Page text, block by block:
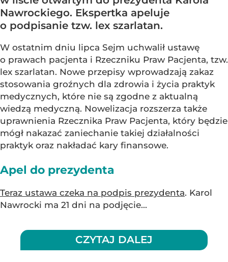
Nawrockiego. Ekspertka apeluje
o podpisanie tzw. lex szarlatan.
W ostatnim dniu lipca Sejm uchwalił ustawę
o prawach pacjenta i Rzeczniku Praw Pacjenta, tzw.
lex szarlatan. Nowe przepisy wprowadzają zakaz
stosowania groźnych dla zdrowia i życia praktyk
medycznych, które nie są zgodne z aktualną
wiedzą medyczną. Nowelizacja rozszerza także
uprawnienia Rzecznika Praw Pacjenta, który będzie
mógł nakazać zaniechanie takiej działalności
praktyk oraz nakładać kary finansowe.
Apel do prezydenta
Teraz ustawa czeka na podpis prezydenta. Karol
Nawrocki ma 21 dni na podjęcie...
CZYTAJ DALEJ